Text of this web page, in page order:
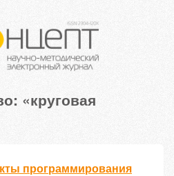
«круговая
программирования